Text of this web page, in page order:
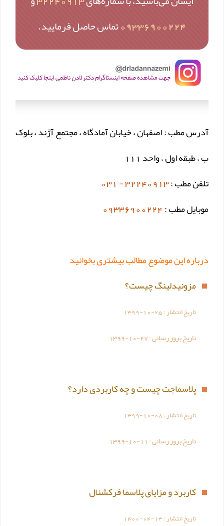
09336900224تماس حاصل فرمایید.
آدرس مطب : اصفهان ، خیابان آمادگاه ، مجتمع آژند ، بلوک
ب ، طبقه اول ، واحد 111
تلفن مطب :32240913 - 031
موبایل مطب :09336900224
درباره این موضوع مطالب بیشتری بخوانید
مزونیدلینگ چیست؟
تاریخ انتشار :1399-10-25
تاریخ بروز رسانی :1399-10-27
پلاسماجت چیست و چه کاربردی دارد؟
تاریخ انتشار :1399-10-08
تاریخ بروز رسانی : 1399-10-11
کاربرد و مزایای پلاسما فرکشنال
تاریخ انتشار :1400-04-13